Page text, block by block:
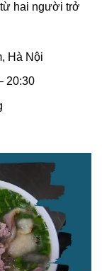
hai người trở
Hà Nội
20:30